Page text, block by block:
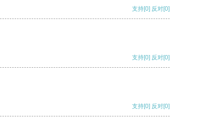
支持[0] 反对[0]
支持[0] 反对[0]
支持[0] 反对[0]